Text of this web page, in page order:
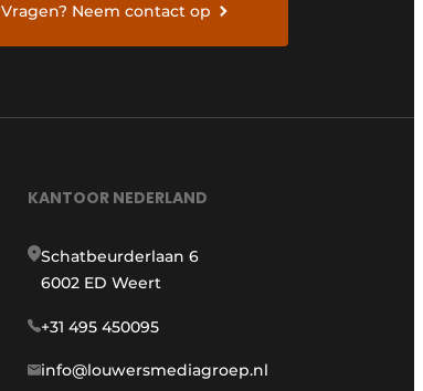
Vragen? Neem contact op
KANTOOR NEDERLAND
Schatbeurderlaan 6
6002 ED Weert
+31 495 450095
info@louwersmediagroep.nl